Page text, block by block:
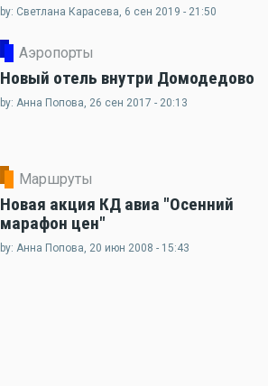
by: Светлана Карасева, 6 сен 2019 - 21:50
Аэропорты
Новый отель внутри Домодедово
by: Анна Попова, 26 сен 2017 - 20:13
Маршруты
Новая акция КД авиа "Осенний
марафон цен"
by: Анна Попова, 20 июн 2008 - 15:43